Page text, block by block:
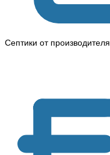
Септики от производителя